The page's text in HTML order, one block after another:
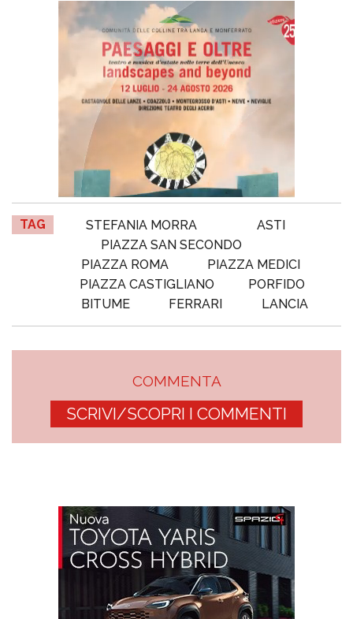
TAG STEFANIA MORRA
ASTI
PIAZZA SAN SECONDO
PIAZZA ROMA
PIAZZA MEDICI
PIAZZA CASTIGLIANO
PORFIDO
BITUME
FERRARI LANCIA
COMMENTA
SCRIVI/SCOPRI I COMMENTI